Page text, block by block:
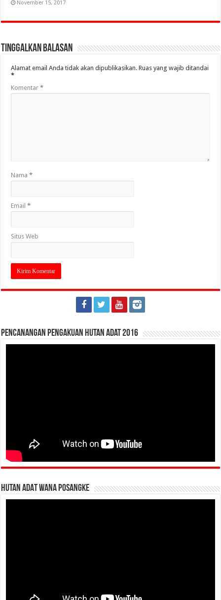
November 15, 2017
Tinggalkan Balasan
Alamat email Anda tidak akan dipublikasikan. Ruas yang wajib ditandai
*
Komentar*
Nama*
Email*
Situs Web
Pencanangan Pengakuan Hutan Adat 2016
HUTAN ADAT WANA POSANGKE